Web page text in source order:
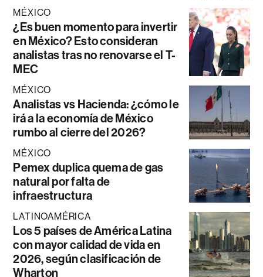
MÉXICO
¿Es buen momento para invertir
en México? Esto consideran
analistas tras no renovarse el T-
MEC
MÉXICO
Analistas vs Hacienda: ¿cómo le
irá a la economía de México
rumbo al cierre del 2026?
MÉXICO
Pemex duplica quema de gas
natural por falta de
infraestructura
LATINOAMÉRICA
Los 5 países de América Latina
con mayor calidad de vida en
2026, según clasificación de
Wharton